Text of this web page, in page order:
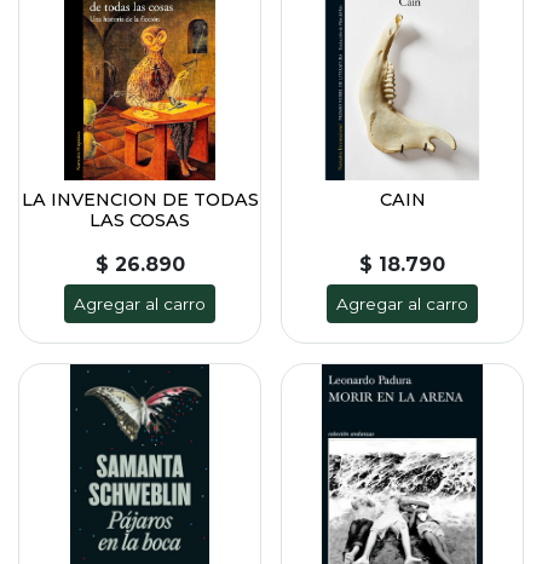
LA INVENCION DE TODAS
LAS COSAS
$ 26.890
Agregar al carro
CAIN
$ 18.790
Agregar al carro